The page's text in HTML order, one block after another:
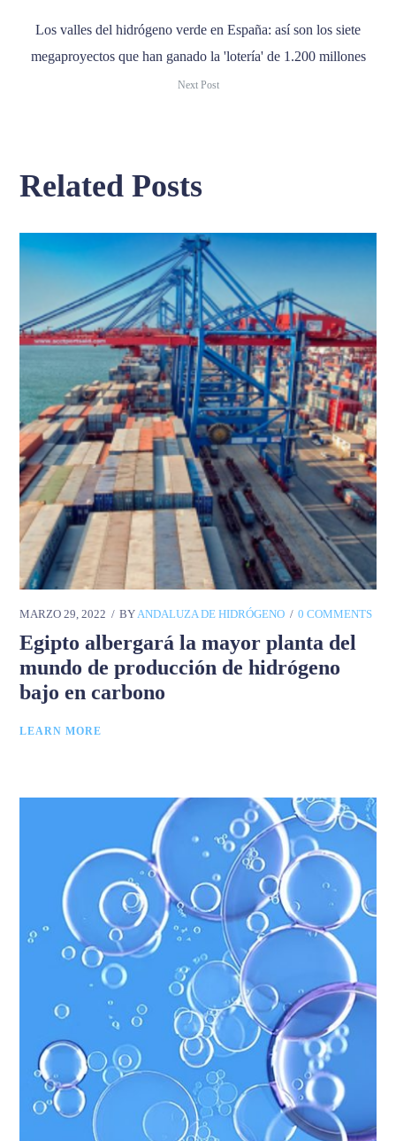
Los valles del hidrógeno verde en España: así son los siete
megaproyectos que han ganado la 'lotería' de 1.200 millones
Next Post
Related Posts
MARZO 29, 2022 BY ANDALUZA DE HIDRÓGENO 0 COMMENTS
Egipto albergará la mayor planta del
mundo de producción de hidrógeno
bajo en carbono
LEARN MORE